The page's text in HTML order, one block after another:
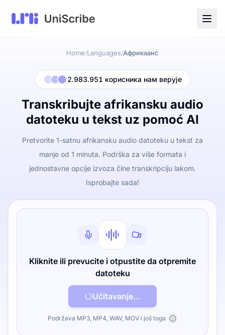
Home/Languages/Африкаанс
2.983.951 корисника нам верује
Transkribujte afrikansku audio
datoteku u tekst uz pomoć AI
Pretvorite 1-satnu afrikansku audio datoteku u tekst za
manje od 1 minuta. Podrška za više formata i
jednostavne opcije izvoza čine transkripciju lakom.
Isprobajte sada!
Kliknite ili prevucite i otpustite da otpremite
datoteku
Učitavanje...
Podržava MP3, MP4, WAV, MOV i još toga